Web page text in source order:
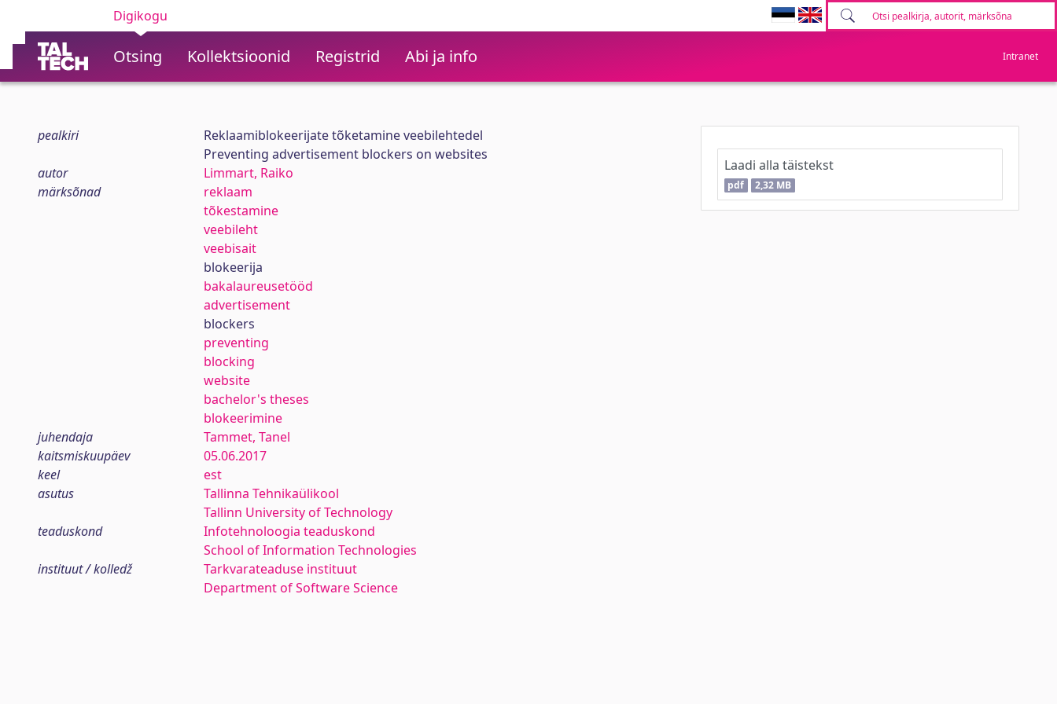
Digikogu
Otsing Kollektsioonid Registrid Abi ja info Intranet
pealkiri
Reklaamiblokeerijate tõketamine veebilehtedel
Preventing advertisement blockers on websites
autor
Limmart, Raiko
märksõnad
reklaam
tõkestamine
veebileht
veebisait
blokeerija
bakalaureusetööd
advertisement
blockers
preventing
blocking
website
bachelor's theses
blokeerimine
juhendaja
Tammet, Tanel
kaitsmiskuupäev
05.06.2017
keel
est
asutus
Tallinna Tehnikaülikool
Tallinn University of Technology
teaduskond
Infotehnoloogia teaduskond
School of Information Technologies
instituut / kolledž
Tarkvarateaduse instituut
Department of Software Science
Laadi alla täistekst
pdf 2,32 MB